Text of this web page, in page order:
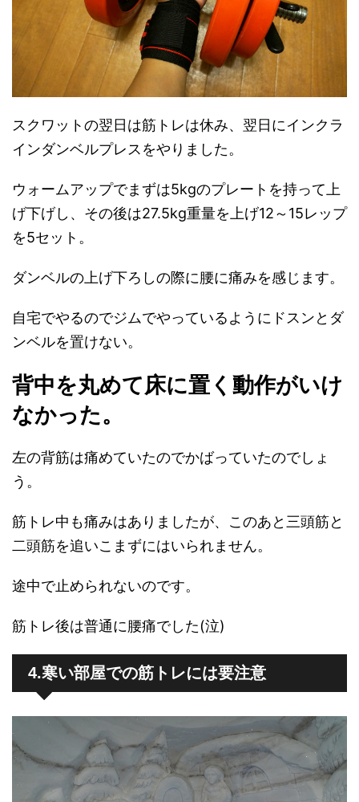
スクワットの翌日は筋トレは休み、翌日にインクラ
インダンベルプレスをやりました。
ウォームアップでまずは5kgのプレートを持って上
げ下げし、その後は27.5kg重量を上げ12～15レップ
を5セット。
ダンベルの上げ下ろしの際に腰に痛みを感じます。
自宅でやるのでジムでやっているようにドスンとダ
ンベルを置けない。
背中を丸めて床に置く動作がいけ
なかった。
左の背筋は痛めていたのでかばっていたのでしょ
う。
筋トレ中も痛みはありましたが、このあと三頭筋と
二頭筋を追いこまずにはいられません。
途中で止められないのです。
筋トレ後は普通に腰痛でした(泣)
4.寒い部屋での筋トレには要注意